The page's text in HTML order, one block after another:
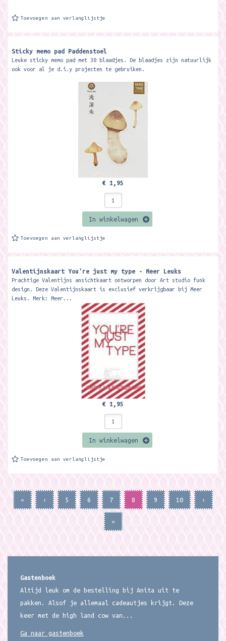
Toevoegen aan verlanglijstje
Sticky memo pad Paddenstoel
Leuke sticky memo pad met 30 blaadjes. De blaadjes zijn natuurlijk
ook voor al je d.i.y projecten te gebruiken.
€ 1,95
In winkelwagen
Toevoegen aan verlanglijstje
Valentijnskaart You're just my type - Meer Leuks
Prachtige Valentijns ansichtkaart ontworpen door Art studio funk
design. Deze Valentijnskaart is exclusief verkrijgbaar bij Meer
Leuks. Merk: Meer...
€ 1,95
In winkelwagen
Toevoegen aan verlanglijstje
« ‹ 5 6 7 8 9 10 ›
»
Gastenboek
Altijd leuk om de bestelling bij Anita uit te
pakken. Alsof je allemaal cadeautjes krijgt. Deze
keer met de high land cow van...
Ga naar gastenboek